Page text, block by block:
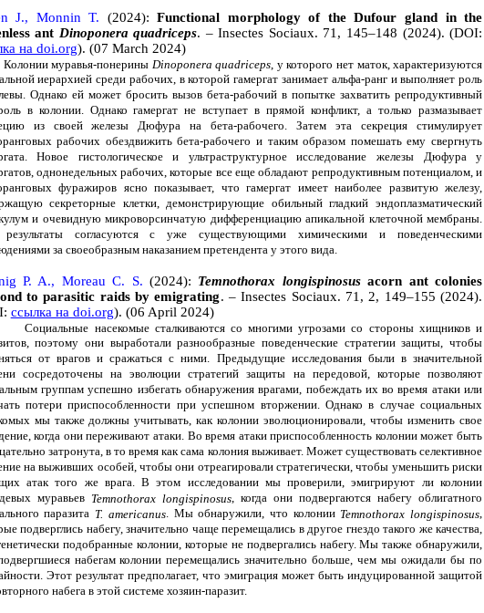
J., Monnin T. (2024):Functional morphology of the Dufour gland in the
ant Dinoponera quadriceps. – Insectes Sociaux. 71, 145–148 (2024). (DOI:
на doi.org). (07 March 2024)
муравья-понерины Dinoponera quadriceps , у которого нет маток, характеризуются
иерархией среди рабочих, в которой гамергат занимает альфа-ранг и выполняет роль
Однако ей может бросить вызов бета-рабочий в попытке захватить репродуктивный
в колонии. Однако гамергат не вступает в прямой конфликт, а только размазывает
из своей железы Дюфура на бета-рабочего. Затем эта секреция стимулирует
рабочих обездвижить бета-рабочего и таким образом помешать ему свергнуть
Новое гистологическое и ультраструктурное исследование железы Дюфура у
однонедельных рабочих, которые все еще обладают репродуктивным потенциалом, и
фуражиров ясно показывает, что гамергат имеет наиболее развитую железу,
секреторные клетки, демонстрирующие обильный гладкий эндоплазматический
и очевидную микроворсинчатую дифференциацию апикальной клеточной мембраны.
согласуются с уже существующими химическими и поведенческими
за своеобразным наказанием претендента у этого вида.
P. A., Moreau C. S.(2024): Temnothorax longispinosusacorn ant colonies
to parasitic raids by emigrating. – Insectes Sociaux. 71, 2, 149–155 (2024).
ссылка на doi.org). (06 April 2024)
насекомые сталкиваются со многими угрозами со стороны хищников и
поэтому они выработали разнообразные поведенческие стратегии защиты, чтобы
от врагов и сражаться с ними. Предыдущие исследования были в значительной
сосредоточены на эволюции стратегий защиты на передовой, которые позволяют
группам успешно избегать обнаружения врагами, побеждать их во время атаки или
потери приспособленности при успешном вторжении. Однако в случае социальных
мы также должны учитывать, как колонии эволюционировали, чтобы изменить свое
когда они переживают атаки. Во время атаки приспособленность колонии может быть
затронута, в то время как сама колония выживает. Может существовать селективное
на выживших особей, чтобы они отреагировали стратегически, чтобы уменьшить риски
атак того же врага. В этом исследовании мы проверили, эмигрируют ли колонии
муравьев Temnothorax longispinosus, когда они подвергаются набегу облигатного
паразита T. americanus. Мы обнаружили, что колонии Temnothorax longispinosus,
подверглись набегу, значительно чаще перемещались в другое гнездо такого же качества,
подобранные колонии, которые не подвергались набегу. Мы также обнаружили,
набегам колонии перемещались значительно больше, чем мы ожидали бы по
Этот результат предполагает, что эмиграция может быть индуцированной защитой
набега в этой системе хозяин-паразит.